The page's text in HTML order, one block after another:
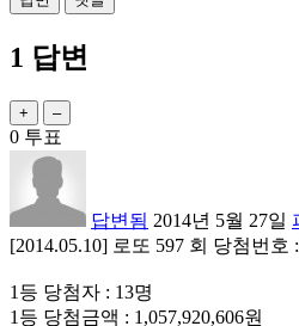
1 답변
0 투표
답변됨 2014년 5월 27일
[2014.05.10] 로또 597 회 당첨번호
1등 당첨자 : 13명
1등 당첨금액 : 1,057,920,606원